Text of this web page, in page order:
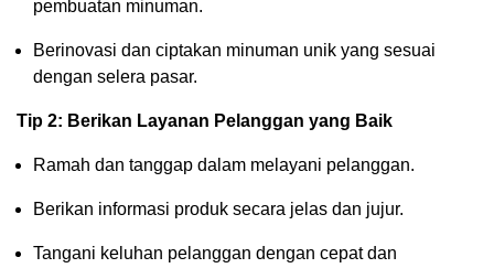
pembuatan minuman.
Berinovasi dan ciptakan minuman unik yang sesuai
dengan selera pasar.
Tip 2: Berikan Layanan Pelanggan yang Baik
Ramah dan tanggap dalam melayani pelanggan.
Berikan informasi produk secara jelas dan jujur.
Tangani keluhan pelanggan dengan cepat dan